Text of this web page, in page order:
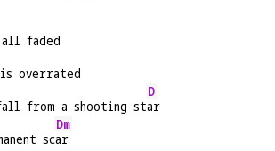
faded
overrated
from a shooting st
D
ar
sc
Dm
ar